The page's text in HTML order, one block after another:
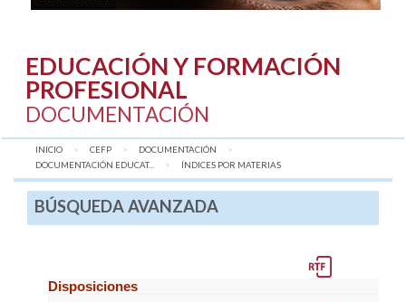
EDUCACIÓN Y FORMACIÓN
PROFESIONAL
DOCUMENTACIÓN
INICIO CEFP
DOCUMENTACIÓN
DOCUMENTACIÓN EDUCAT...
AQUÍ:
ÍNDICES POR MATERIAS
BÚSQUEDA AVANZADA
Disposiciones